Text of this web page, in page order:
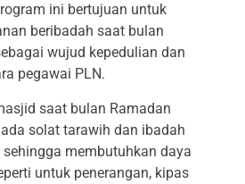
ini bertujuan untuk
beribadah saat bulan
wujud kepedulian dan
pegawai PLN.
saat bulan Ramadan
solat tarawih dan ibadah
membutuhkan daya
untuk penerangan, kipas